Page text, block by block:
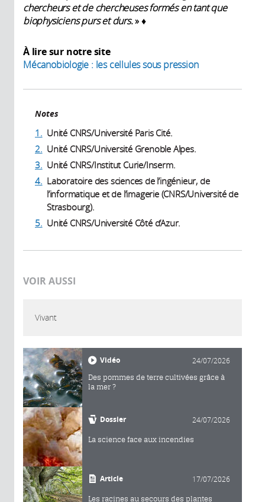
chercheurs et de chercheuses formés en tant que
biophysiciens purs et durs.» ♦
À lire sur notre site
Mécanobiologie : les cellules sous pression
Notes
1. Unité CNRS/Université Paris Cité.
2. Unité CNRS/Université Grenoble Alpes.
3. Unité CNRS/Institut Curie/Inserm.
4. Laboratoire des sciences de l’ingénieur, de
l’informatique et de l’imagerie (CNRS/Université de
Strasbourg).
5. Unité CNRS/Université Côté d’Azur.
VOIR AUSSI
Vivant
Vidéo 24/07/2026
Des pommes de terre cultivées grâce à
la mer ?
Dossier 24/07/2026
La science face aux incendies
Article 17/07/2026
Les racines au secours des plantes